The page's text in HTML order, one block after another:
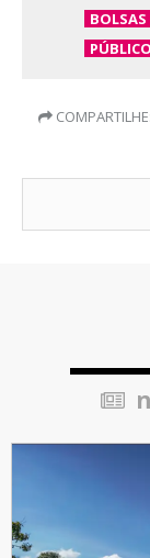
BOLSAS
PÚBLICO
COMPARTILHE: